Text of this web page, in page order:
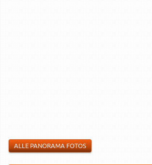
ALLE PANORAMA FOTOS